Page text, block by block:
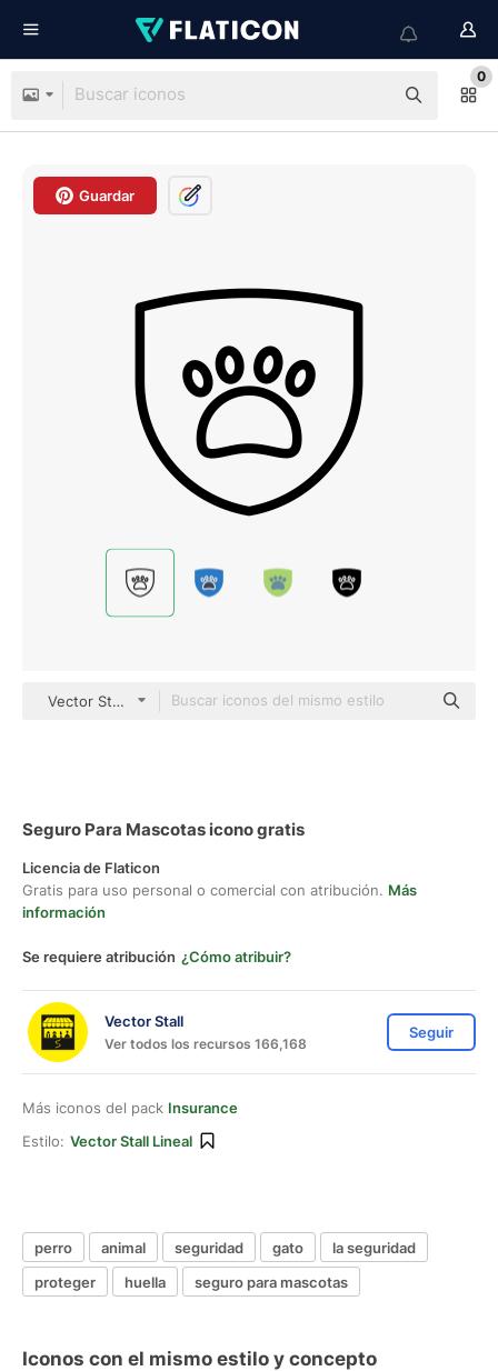
0
Guardar
Vector Stall Lineal
Seguro Para Mascotas icono gratis
Licencia de Flaticon
Gratis para uso personal o comercial con atribución. Más
información
Se requiere atribución ¿Cómo atribuir?
Vector Stall
Ver todos los recursos 166,168
Seguir
Más iconos del pack Insurance
Estilo: Vector Stall Lineal
perro animal seguridad gato
la seguridad
proteger
huella seguro para mascotas
Iconos con el mismo estilo y concepto